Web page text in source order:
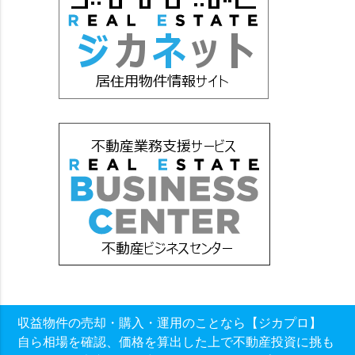
収益物件の売却・購入・運用のことなら【ジカプロ】
自ら相場を確認、価格を算出した上で不動産投資に挑も